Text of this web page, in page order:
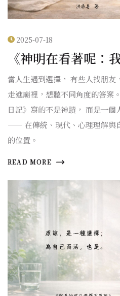
2025-07-18
《神明在看著呢：
當人生遇到選擇， 有些人找朋友
走進廟裡，想聽不同角度的答案
日記》寫的不是神蹟， 而是一
—— 在傳統、現代、心理理解與
的位置。
READ MORE